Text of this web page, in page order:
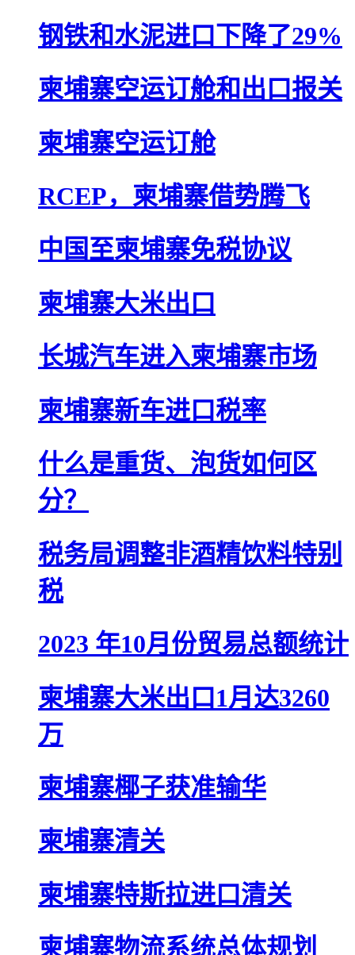
钢铁和水泥进口下降了29%
柬埔寨空运订舱和出口报关
柬埔寨空运订舱
RCEP，柬埔寨借势腾飞
中国至柬埔寨免税协议
柬埔寨大米出口
长城汽车进入柬埔寨市场
柬埔寨新车进口税率
什么是重货、泡货如何区
分？
税务局调整非酒精饮料特别
税
2023 年10月份贸易总额统计
柬埔寨大米出口1月达3260
万
柬埔寨椰子获准输华
柬埔寨清关
柬埔寨特斯拉进口清关
柬埔寨物流系统总体规划